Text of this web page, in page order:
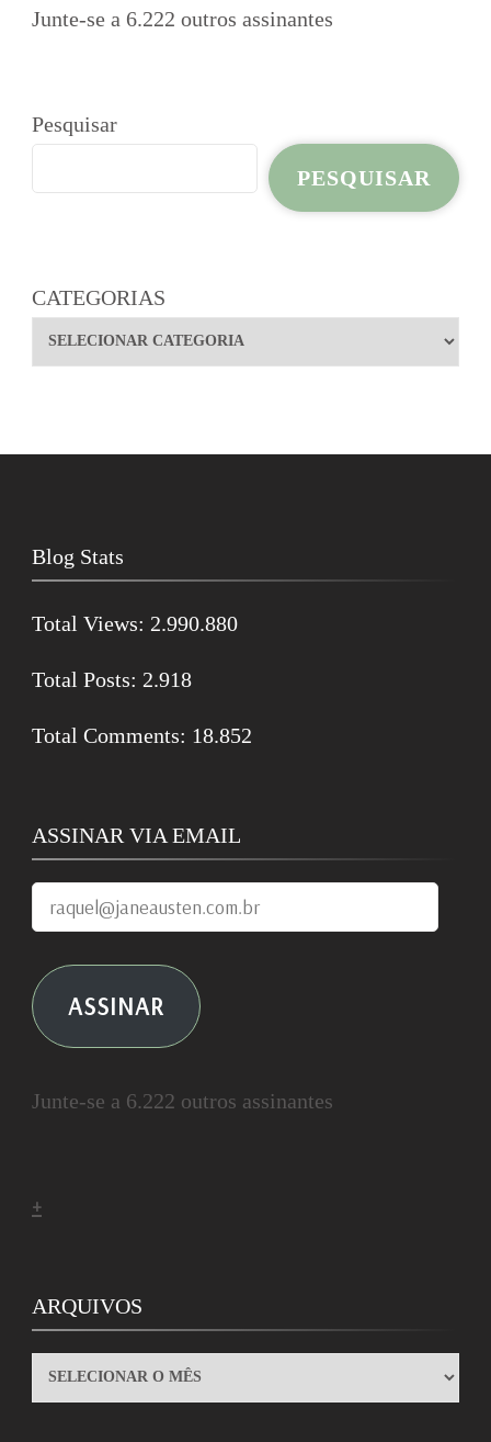
Junte-se a 6.222 outros assinantes
Pesquisar
PESQUISAR
CATEGORIAS
Blog Stats
Total Views: 2.990.880
Total Posts: 2.918
Total Comments: 18.852
ASSINAR VIA EMAIL
raquel@janeausten.com.br
ASSINAR
Junte-se a 6.222 outros assinantes
+
ARQUIVOS
ARQUIVOS